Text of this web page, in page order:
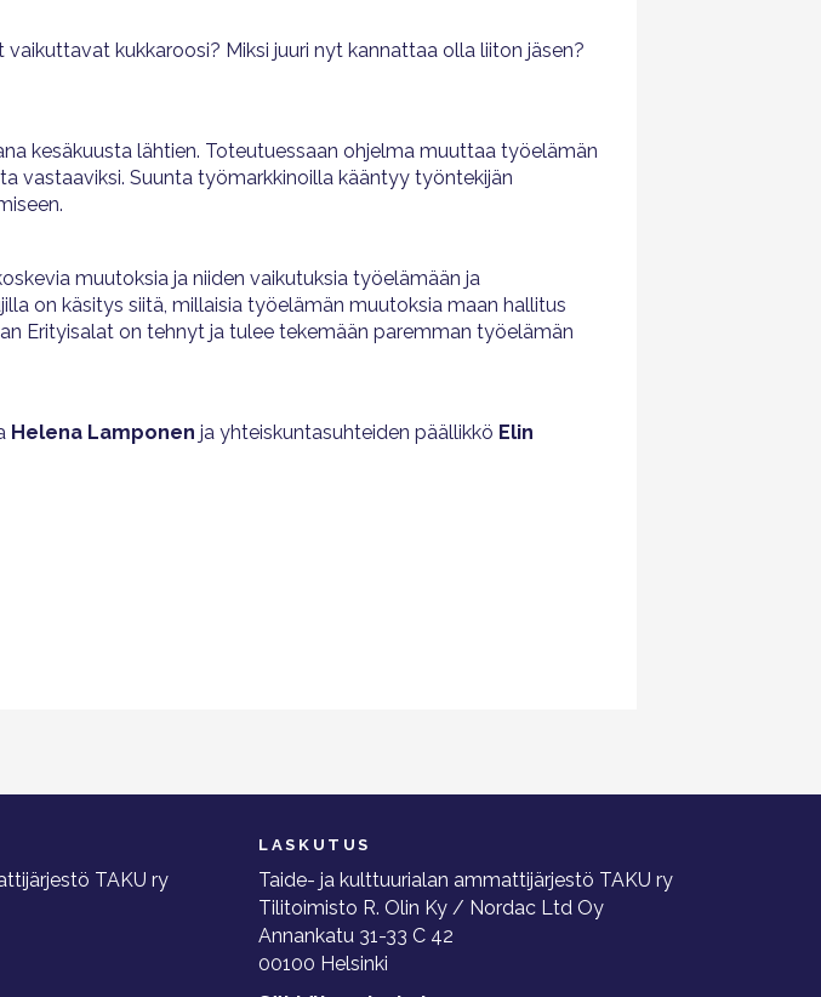
kukkaroosi? Miksi juuri nyt kannattaa olla liiton jäsen?
kesäkuusta lähtien. Toteutuessaan ohjelma muuttaa työelämän
vastaaviksi. Suunta työmarkkinoilla kääntyy työntekijän
muutoksia ja niiden vaikutuksia työelämään ja
on käsitys siitä, millaisia työelämän muutoksia maan hallitus
Erityisalat on tehnyt ja tulee tekemään paremman työelämän
Helena Lamponen ja yhteiskuntasuhteiden päällikkö Elin
TAKU ry
LASKUTUS
Taide- ja kulttuurialan ammattijärjestö TAKU ry
Tilitoimisto R. Olin Ky / Nordac Ltd Oy
Annankatu 31-33 C 42
00100 Helsinki